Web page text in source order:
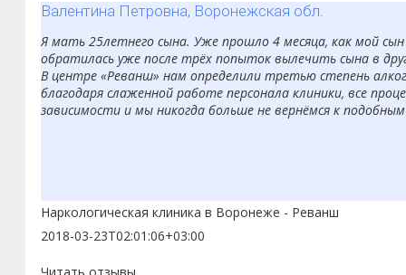
Валентина Петровна, Воронежская обл.
Я мать 25летнего сына. Уже прошло 4 месяца, как мой
обратилась уже после трёх попыток вылечить сына в
В центре «Реванш» нам определили третью степень
благодаря слаженной работе персонала клиники, все
зависимости и мы никогда больше не вернёмся к
Наркологическая клиника в Воронеже - Реванш
2018-03-23T02:01:06+03:00
Читать отзывы